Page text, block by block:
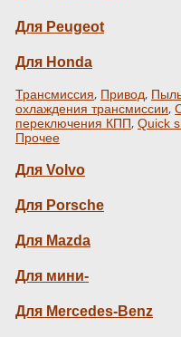
Для Peugeot
Для Honda
Трансмиссия, Привод,
охлаждения трансмиссии,
переключения КПП, Quick
Прочее
Для Volvo
Для Porsche
Для Mazda
Для мини-
Для Mercedes-Benz